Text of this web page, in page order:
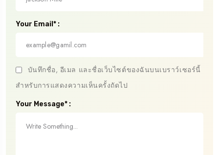
Your Email* :
บันทึกชื่อ, อีเมล และชื่อเว็บไซต์ของฉันบนเบราว์เซอร์นี้
สำหรับการแสดงความเห็นครั้งถัดไป
Your Message* :